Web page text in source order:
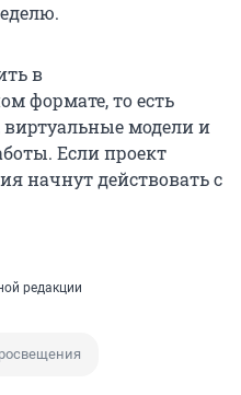
в
формате, то есть
модели и
Если проект
начнут действовать с
редакции